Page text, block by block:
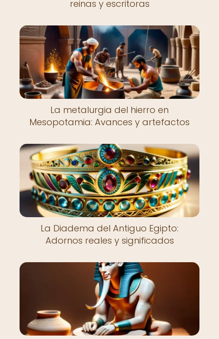
reinas y escritoras
La metalurgia del hierro en
Mesopotamia: Avances y artefactos
La Diadema del Antiguo Egipto:
Adornos reales y significados